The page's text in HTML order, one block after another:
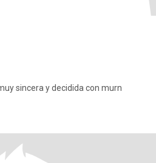
sincera y decidida con murn